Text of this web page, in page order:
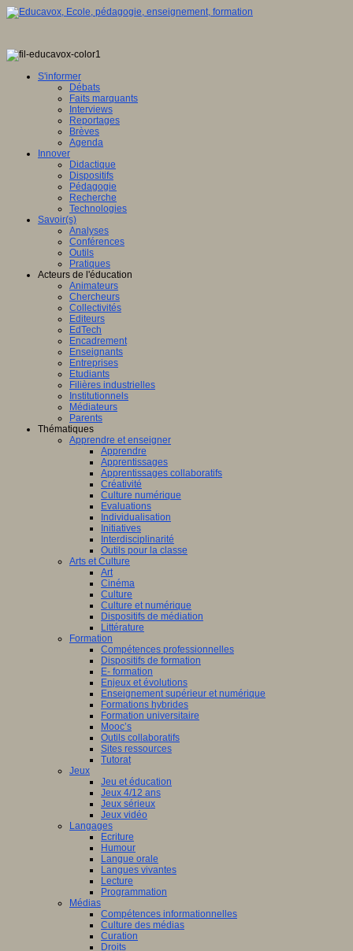
S'informer
Débats
Faits marquants
Interviews
Reportages
Brèves
Agenda
Innover
Didactique
Dispositifs
Pédagogie
Recherche
Technologies
Savoir(s)
Analyses
Conférences
Outils
Pratiques
Acteurs de l'éducation
Animateurs
Chercheurs
Collectivités
Editeurs
EdTech
Encadrement
Enseignants
Entreprises
Etudiants
Filières industrielles
Institutionnels
Médiateurs
Parents
Thématiques
Apprendre et enseigner
Apprendre
Apprentissages
Apprentissages collaboratifs
Créativité
Culture numérique
Evaluations
Individualisation
Initiatives
Interdisciplinarité
Outils pour la classe
Arts et Culture
Art
Cinéma
Culture
Culture et numérique
Dispositifs de médiation
Littérature
Formation
Compétences professionnelles
Dispositifs de formation
E- formation
Enjeux et évolutions
Enseignement supérieur et numérique
Formations hybrides
Formation universitaire
Mooc’s
Outils collaboratifs
Sites ressources
Tutorat
Jeux
Jeu et éducation
Jeux 4/12 ans
Jeux sérieux
Jeux vidéo
Langages
Ecriture
Humour
Langue orale
Langues vivantes
Lecture
Programmation
Médias
Compétences informationnelles
Culture des médias
Curation
Droits